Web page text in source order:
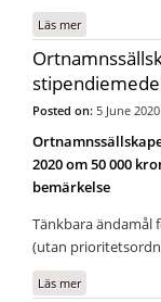
Läs merom Sjuttonde
Posted on: 5 June 2020
2020 om 50 000
bemärkelse
Tänkbara ändamål
(utan
Läs merom